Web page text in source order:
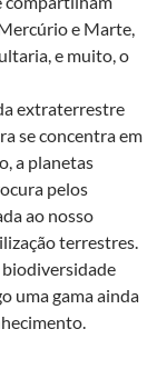
e Marte,
e muito, o
extraterrestre
se concentra em
a planetas
pelos
ao nosso
terrestres.
uma gama ainda